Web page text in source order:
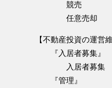
競売
任意売却
【不動産投資の運営維
『入居者募集』
入居者募集
『管理』